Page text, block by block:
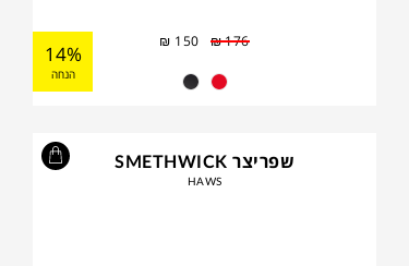
₪176
₪ 150
14%
הנחה
שפריצר SMETHWICK
HAWS